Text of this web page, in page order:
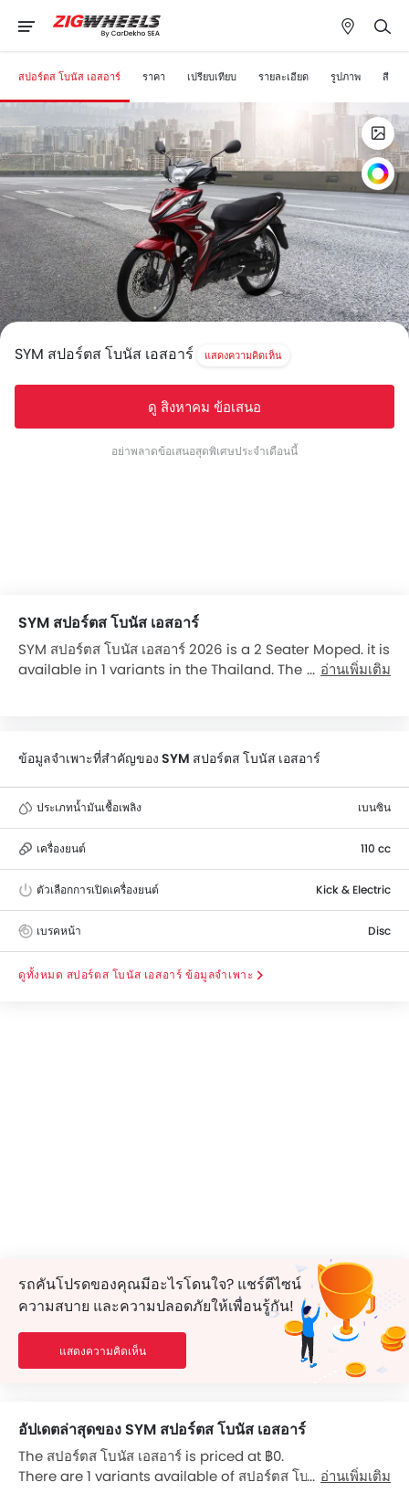
สปอร์ตส โบนัส เอสอาร์ ราคา เปรียบเทียบ รายละเอียด รูปภาพ สี
SYM สปอร์ตส โบนัส เอสอาร์ แสดงความคิดเห็น
ดู สิงหาคม ข้อเสนอ
อย่าพลาดข้อเสนอสุดพิเศษประจำเดือนนี้
SYM สปอร์ตส โบนัส เอสอาร์
SYM สปอร์ตส โบนัส เอสอาร์ 2026 is a 2 Seater Moped. it is
available in 1 variants in the Thailand. The สปอร์ตส
เอสอาร์ top competitors are Super Cub 2018, Smash 115
FI, Finn and Raider R150 Fi.
อ่านเพิ่มเติม
ข้อมูลจำเพาะที่สำคัญของ SYM สปอร์ตส โบนัส เอสอาร์
ประเภทน้ำมันเชื้อเพลิง เบนซิน
เครื่องยนต์ 110 cc
ตัวเลือกการเปิดเครื่องยนต์ Kick & Electric
เบรคหน้า Disc
สปอร์ตส โบนัส เอสอาร์ ข้อมูลจำเพาะ
รถคันโปรดของคุณมีอะไรโดนใจ? แชร์ดีไซน์
ความสบาย และความปลอดภัยให้เพื่อนรู้กัน!
แสดงความคิดเห็น
อัปเดตล่าสุดของ SYM สปอร์ตส โบนัส เอสอาร์
The สปอร์ตส โบนัส เอสอาร์ is priced at ฿0.
There are 1 variants available of สปอร์ตส โบนัส เอสอาร์:
อ่านเพิ่มเติม